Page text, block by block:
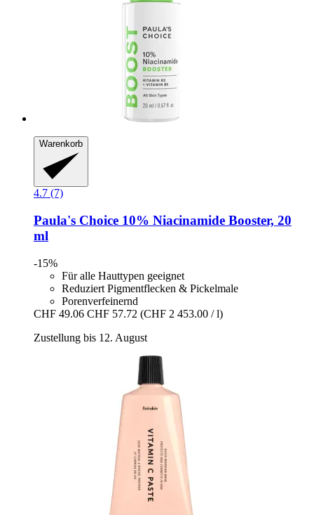
Warenkorb
4.7 (7)
Paula's Choice 10% Niacinamide Booster, 20
ml
-15%
Für alle Hauttypen geeignet
Reduziert Pigmentflecken & Pickelmale
Porenverfeinernd
CHF 49.06 CHF 57.72 (CHF 2 453.00 / l)
Zustellung bis 12. August